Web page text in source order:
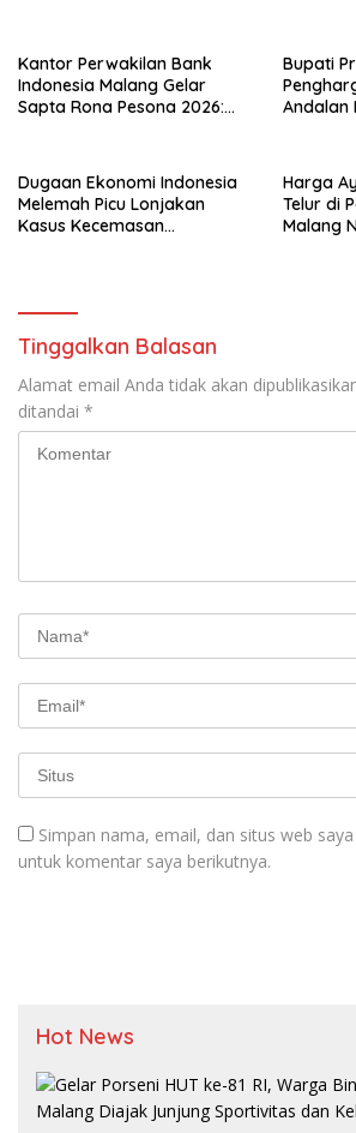
Kantor Perwakilan Bank
Indonesia Malang Gelar
Sapta Rona Pesona 2026:
Bupati
Andalan
Dugaan Ekonomi Indonesia
Melemah Picu Lonjakan
Kasus Kecemasan
Harga
Telur di
Malang
Tinggalkan Balasan
Alamat email Anda tidak akan
ditandai *
Simpan nama, email, dan situs web
untuk komentar saya berikutnya.
Hot News